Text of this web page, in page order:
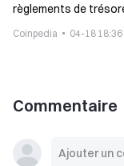
règlements de
Coinpedia 04-18 18:36
Commentaire